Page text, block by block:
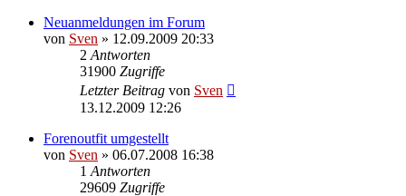
Neuanmeldungen im Forum
von Sven » 12.09.2009 20:33
2 Antworten
31900 Zugriffe
Letzter Beitrag von Sven
13.12.2009 12:26
Forenoutfit umgestellt
von Sven » 06.07.2008 16:38
1 Antworten
29609 Zugriffe